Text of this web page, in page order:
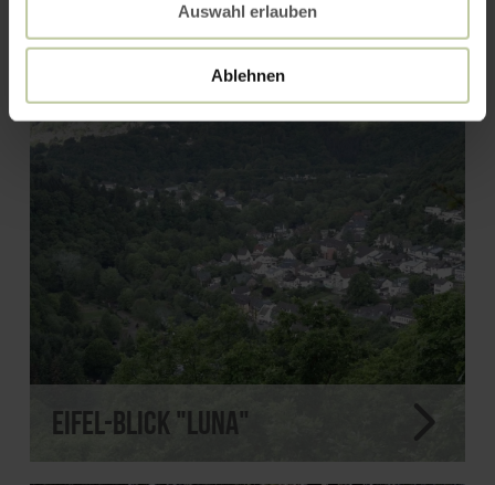
Auswahl erlauben
Ablehnen
Eifel-Blick "Burg Hengebach"
Eifel-Blick "Luna"